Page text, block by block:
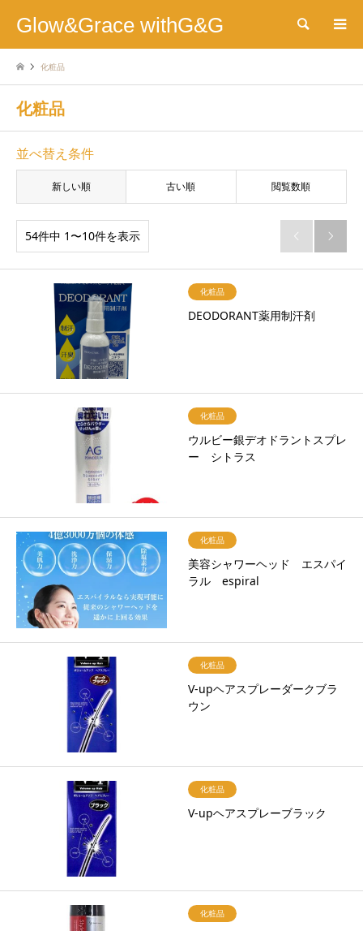
Glow&Grace withG&G 検索
化粧品
化粧品
並べ替え条件
新しい順 古い順 閲覧数順
54件中 1〜10件を表示  
化粧品
DEODORANT薬用制汗剤
化粧品
ウルビー銀デオドラントスプレ
ー シトラス
化粧品
美容シャワーヘッド エスパイ
ラル espiral
化粧品
V-upヘアスプレーダークブラ
ウン
化粧品
V-upヘアスプレーブラック
化粧品